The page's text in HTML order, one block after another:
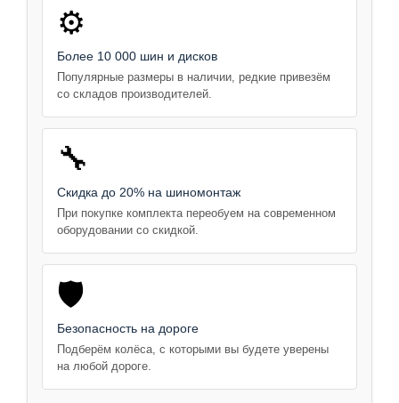
⚙️
Более 10 000 шин и дисков
Популярные размеры в наличии, редкие привезём
со складов производителей.
🔧
Скидка до 20% на шиномонтаж
При покупке комплекта переобуем на современном
оборудовании со скидкой.
🛡️
Безопасность на дороге
Подберём колёса, с которыми вы будете уверены
на любой дороге.